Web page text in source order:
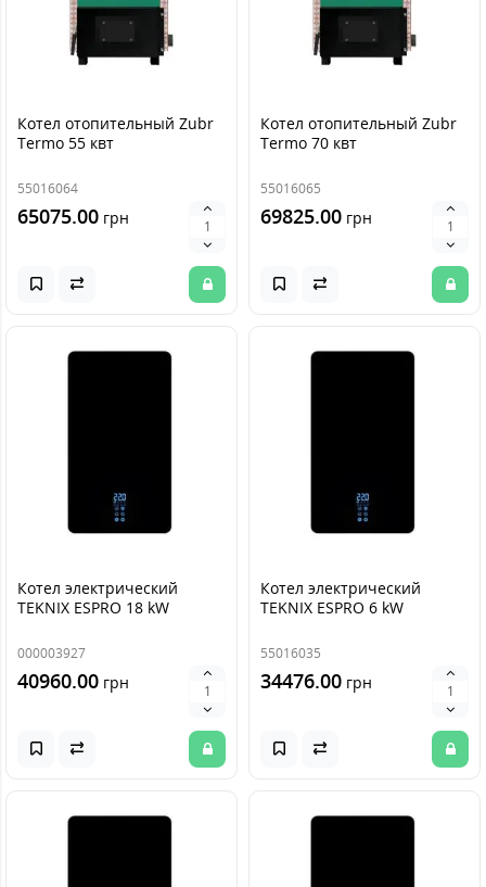
Котел отопительный Zubr
Termo 55 квт
55016064
65075.00 грн
Котел отопительный Zubr
Termo 70 квт
55016065
69825.00 грн
Котел электрический
TEKNIX ESPRO 18 kW
000003927
40960.00 грн
Котел электрический
TEKNIX ESPRO 6 kW
55016035
34476.00 грн